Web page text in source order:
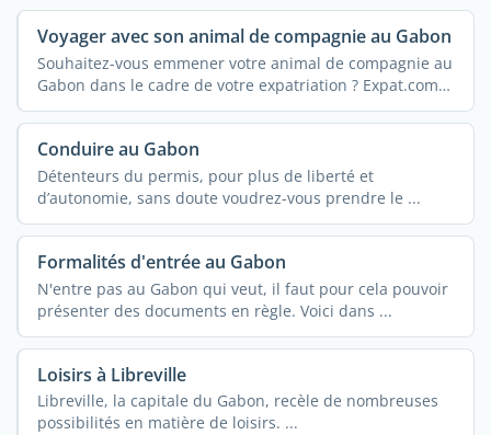
Voyager avec son animal de compagnie au Gabon
Souhaitez-vous emmener votre animal de compagnie au
Gabon dans le cadre de votre expatriation ? Expat.com
...
Conduire au Gabon
Détenteurs du permis, pour plus de liberté et
d’autonomie, sans doute voudrez-vous prendre le ...
Formalités d'entrée au Gabon
N'entre pas au Gabon qui veut, il faut pour cela pouvoir
présenter des documents en règle. Voici dans ...
Loisirs à Libreville
Libreville, la capitale du Gabon, recèle de nombreuses
possibilités en matière de loisirs. ...